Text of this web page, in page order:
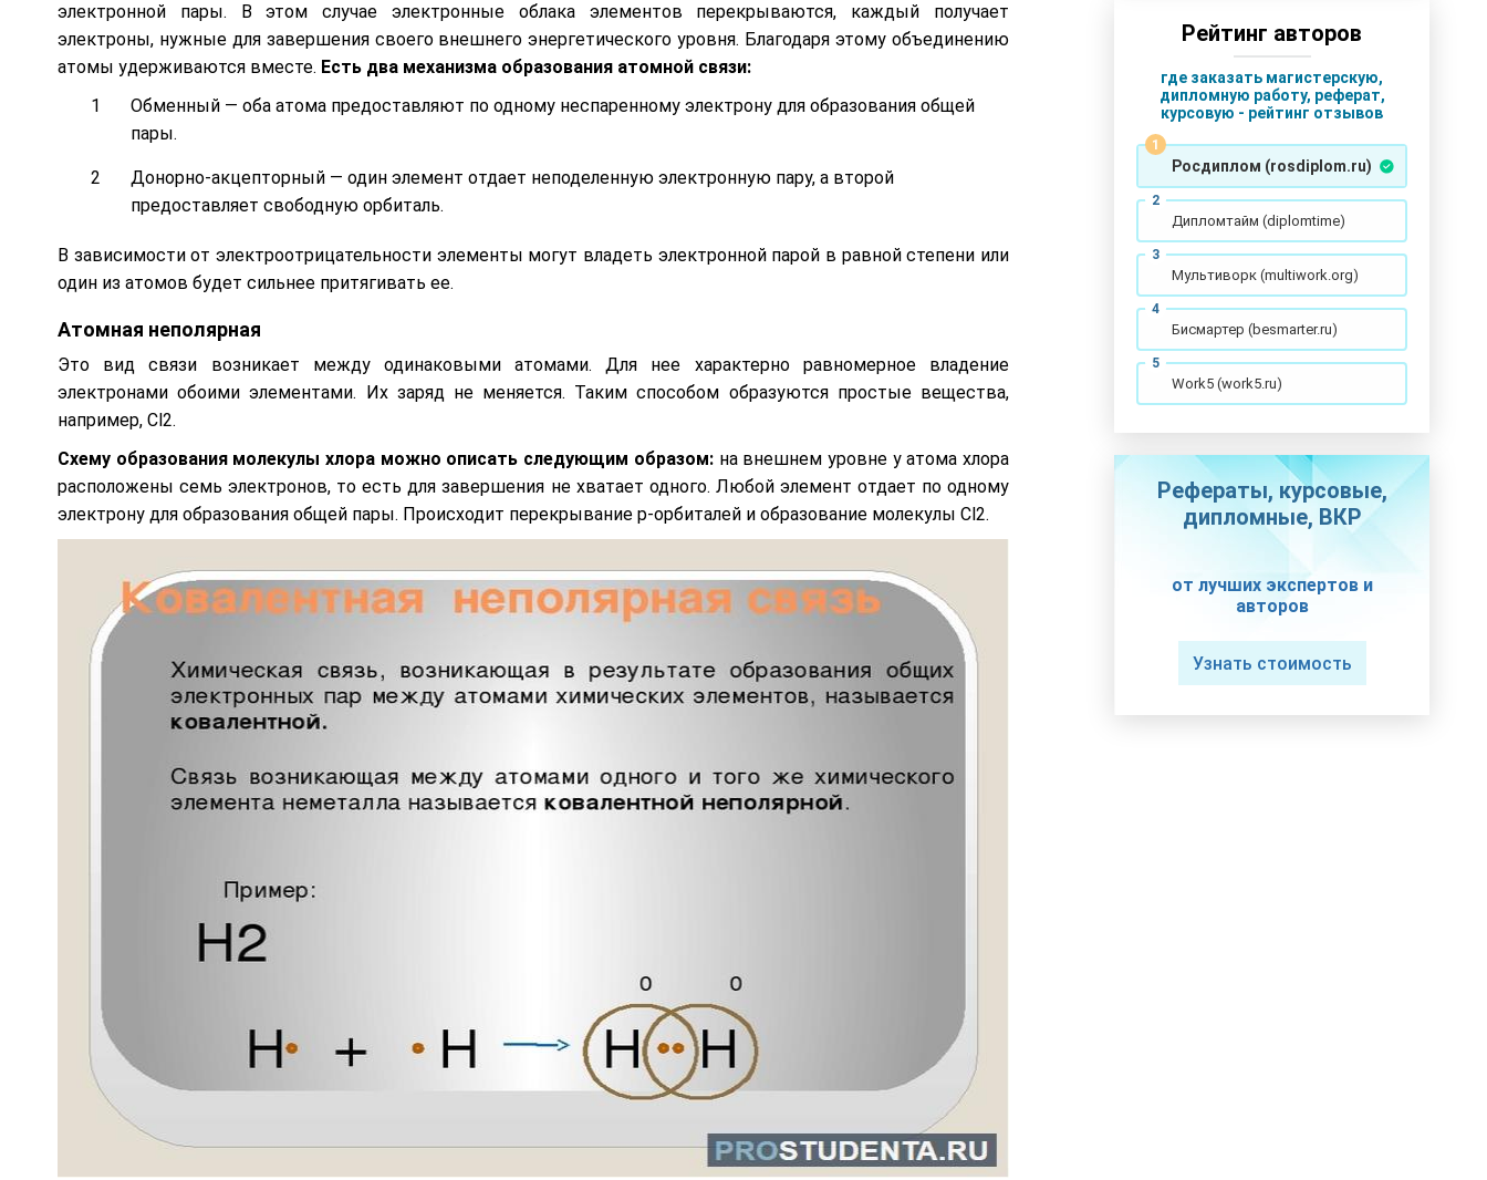
электронной пары. В этом случае электронные облака элементов перекрываются, каждый получает
электроны, нужные для завершения своего внешнего энергетического уровня. Благодаря этому объединению
атомы удерживаются вместе. Есть два механизма образования атомной связи:
Обменный — оба атома предоставляют по одному неспаренному электрону для образования общей
пары.
Донорно-акцепторный — один элемент отдает неподеленную электронную пару, а второй
предоставляет свободную орбиталь.
В зависимости от электроотрицательности элементы могут владеть электронной парой в равной степени или
один из атомов будет сильнее притягивать ее.
Атомная неполярная
Это вид связи возникает между одинаковыми атомами. Для нее характерно равномерное владение
электронами обоими элементами. Их заряд не меняется. Таким способом образуются простые вещества,
например, Cl2.
Схему образования молекулы хлора можно описать следующим образом:на внешнем уровне у атома хлора
расположены семь электронов, то есть для завершения не хватает одного. Любой элемент отдает по одному
электрону для образования общей пары. Происходит перекрывание р-орбиталей и образование молекулы Cl2.
Рейтинг авторов
где заказать магистерскую,
дипломную работу, реферат,
курсовую - рейтинг отзывов
Росдиплом (rosdiplom.ru)
Дипломтайм (diplomtime)
Мультиворк (multiwork.org)
Бисмартер (besmarter.ru)
Work5 (work5.ru)
Рефераты, курсовые,
дипломные, ВКР
от лучших экспертов и
авторов
Узнать стоимость